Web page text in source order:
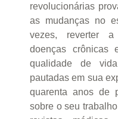
revolucionárias
as mudanças no
vezes, reverter
doenças crônicas
qualidade de
pautadas em sua
quarenta anos de
sobre o seu